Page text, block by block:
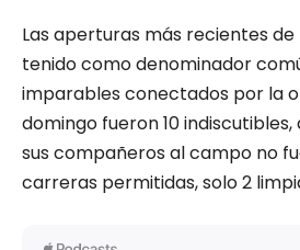
Las aperturas más recientes
tenido como denominador
imparables conectados por la
domingo fueron 10
sus compañeros al campo no
carreras permitidas, solo 2